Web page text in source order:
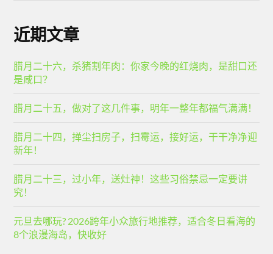
近期文章
腊月二十六，杀猪割年肉：你家今晚的红烧肉，是甜口还
是咸口？
腊月二十五，做对了这几件事，明年一整年都福气满满！
腊月二十四，掸尘扫房子，扫霉运，接好运，干干净净迎
新年！
腊月二十三，过小年，送灶神！这些习俗禁忌一定要讲
究！
元旦去哪玩? 2026跨年小众旅行地推荐，适合冬日看海的
8个浪漫海岛，快收好